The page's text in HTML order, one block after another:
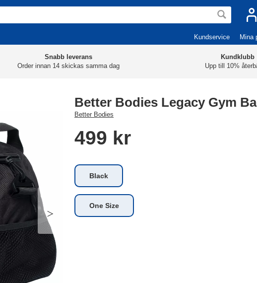
Kundservice Mina
Snabb leverans
Order innan 14 skickas samma dag
Kundklubb
Upp till 10%
Better Bodies Legacy Gym
Better Bodies
499 kr
Black
One Size